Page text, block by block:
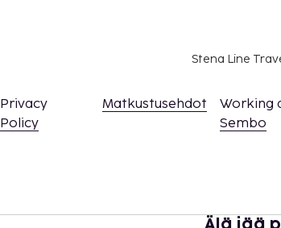
Stena Line
Privacy
Policy
Matkustusehdot
Working
Sembo
Älä jää